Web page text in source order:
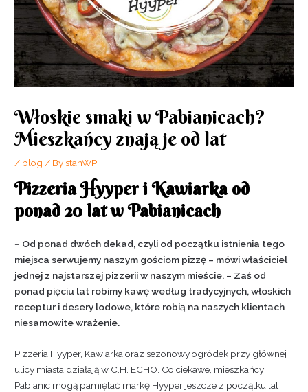
Włoskie smaki w Pabianicach?
Mieszkańcy znają je od lat
/ blog / BystanWP
Pizzeria Hyyper i Kawiarka od
ponad 20 lat w Pabianicach
– Od ponad dwóch dekad, czyli od początku istnienia tego
miejsca serwujemy naszym gościom pizzę – mówi właściciel
jednej z najstarszej pizzerii w naszym mieście. – Zaś od
ponad pięciu lat robimy kawę według tradycyjnych, włoskich
receptur i desery lodowe, które robią na naszych klientach
niesamowite wrażenie.
Pizzeria Hyyper, Kawiarka oraz sezonowy ogródek przy głównej
ulicy miasta działają w C.H. ECHO. Co ciekawe, mieszkańcy
Pabianic mogą pamiętać markę Hyyper jeszcze z początku lat